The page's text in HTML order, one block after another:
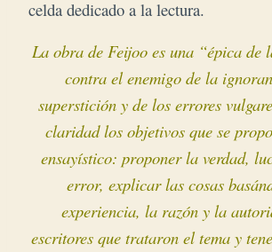
celda dedicado a la lectura.
La obra de Feijoo es una “épica de
contra el enemigo de la
superstición y de los errores
claridad los objetivos que se
ensayístico: proponer la verdad,
error, explicar las cosas
experiencia, la razón y la
escritores que trataron el tema y